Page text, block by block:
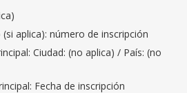
aplica): número de inscripción
Ciudad: (no aplica) / País: (no
Fecha de inscripción